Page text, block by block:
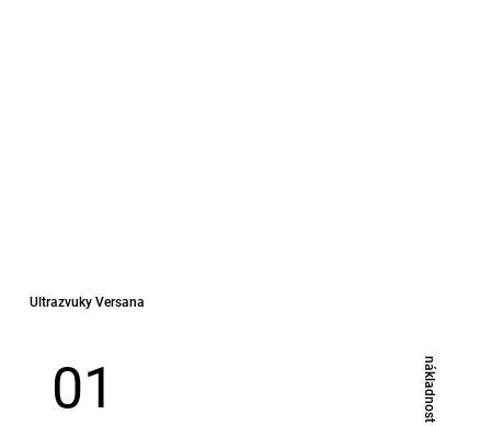
01 ​nákladnost
Ultrazvuky Versana